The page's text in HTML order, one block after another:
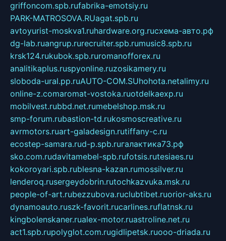
griffoncom.spb.rufabrika-emotsiy.ru
PARK-MATROSOVA.RUagat.spb.ru
avtoyurist-moskva1.ruhardware.org.ruсхема-авто.рф
dg-lab.ruangrup.rurecruiter.spb.rumusic8.spb.ru
krsk124.rukubok.spb.ruromanofforex.ru
analitikaplus.ruspyonline.ruzosikamery.ru
sloboda-ural.pp.ruAUTO-COM.SUhohota.netalimy.ru
online-z.comaromat-vostoka.ruotdelkaexp.ru
mobilvest.rubbd.net.rumebelshop.msk.ru
smp-forum.rubastion-td.rukosmoscreative.ru
avrmotors.ruart-galadesign.rutiffany-c.ru
ecostep-samara.rud-p.spb.ruгалактика73.рф
sko.com.rudavitamebel-spb.rufotsis.rutesiaes.ru
kokoroyari.spb.rublesna-kazan.rumossilver.ru
lenderoq.rusergeydobrin.rutochkazvuka.msk.ru
people-of-art.rubezzubova.ruclubtibet.ruorior-aks.ru
dynamoauto.ruszk-favorit.rucarlines.ruflatnsk.ru
kingbolenskaner.rualex-motor.ruastroline.net.ru
act1.spb.rupolyglot.com.rugidlipetsk.ruooo-driada.ru